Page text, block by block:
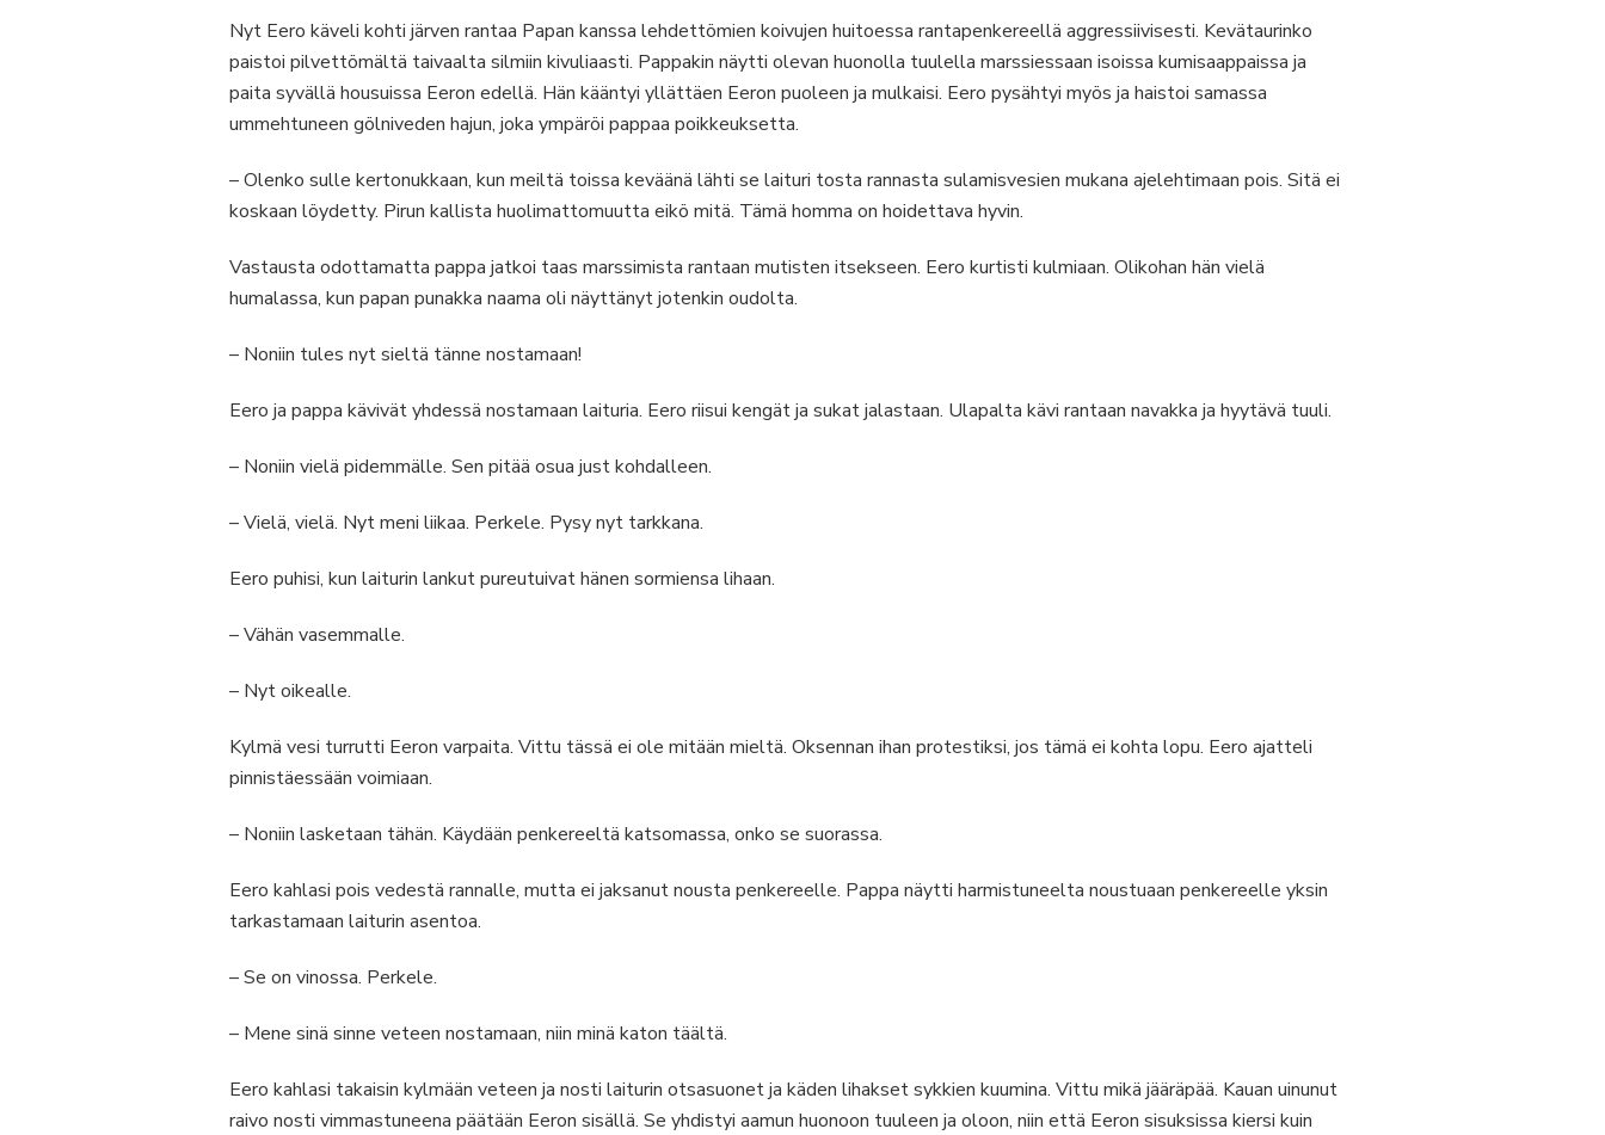
Nyt Eero käveli kohti järven rantaa Papan kanssa lehdettömien koivujen huitoessa rantapenkereellä aggressiivisesti. Kevätaurinko
paistoi pilvettömältä taivaalta silmiin kivuliaasti. Pappakin näytti olevan huonolla tuulella marssiessaan isoissa kumisaappaissa ja
paita syvällä housuissa Eeron edellä. Hän kääntyi yllättäen Eeron puoleen ja mulkaisi. Eero pysähtyi myös ja haistoi samassa
ummehtuneen gölniveden hajun, joka ympäröi pappaa poikkeuksetta.
– Olenko sulle kertonukkaan, kun meiltä toissa keväänä lähti se laituri tosta rannasta sulamisvesien mukana ajelehtimaan pois. Sitä ei
koskaan löydetty. Pirun kallista huolimattomuutta eikö mitä. Tämä homma on hoidettava hyvin.
Vastausta odottamatta pappa jatkoi taas marssimista rantaan mutisten itsekseen. Eero kurtisti kulmiaan. Olikohan hän vielä
humalassa, kun papan punakka naama oli näyttänyt jotenkin oudolta.
– Noniin tules nyt sieltä tänne nostamaan!
Eero ja pappa kävivät yhdessä nostamaan laituria. Eero riisui kengät ja sukat jalastaan. Ulapalta kävi rantaan navakka ja hyytävä tuuli.
– Noniin vielä pidemmälle. Sen pitää osua just kohdalleen.
– Vielä, vielä. Nyt meni liikaa. Perkele. Pysy nyt tarkkana.
Eero puhisi, kun laiturin lankut pureutuivat hänen sormiensa lihaan.
– Vähän vasemmalle.
– Nyt oikealle.
Kylmä vesi turrutti Eeron varpaita. Vittu tässä ei ole mitään mieltä. Oksennan ihan protestiksi, jos tämä ei kohta lopu. Eero ajatteli
pinnistäessään voimiaan.
– Noniin lasketaan tähän. Käydään penkereeltä katsomassa, onko se suorassa.
Eero kahlasi pois vedestä rannalle, mutta ei jaksanut nousta penkereelle. Pappa näytti harmistuneelta noustuaan penkereelle yksin
tarkastamaan laiturin asentoa.
– Se on vinossa. Perkele.
– Mene sinä sinne veteen nostamaan, niin minä katon täältä.
Eero kahlasi takaisin kylmään veteen ja nosti laiturin otsasuonet ja käden lihakset sykkien kuumina. Vittu mikä jääräpää. Kauan uinunut
raivo nosti vimmastuneena päätään Eeron sisällä. Se yhdistyi aamun huonoon tuuleen ja oloon, niin että Eeron sisuksissa kiersi kuin